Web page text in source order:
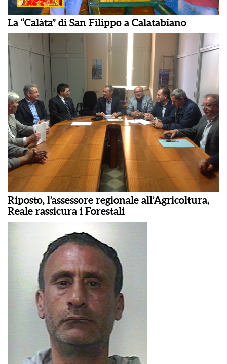
La “Calàta” di San Filippo a Calatabiano
Riposto, l’assessore regionale all’Agricoltura,
Reale rassicura i Forestali